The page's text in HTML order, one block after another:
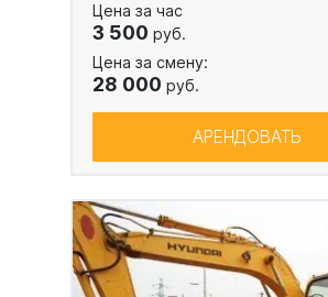
Цена за час
3 500 руб.
Цена за смену:
28 000 руб.
АРЕНДОВАТЬ